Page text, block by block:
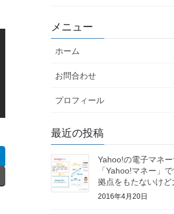
メニュー
ホーム
お問合わせ
プロフィール
最近の投稿
Yahoo!の電子マネ
「Yahoo!マネー」
拠点をもたないけど
2016年4月20日